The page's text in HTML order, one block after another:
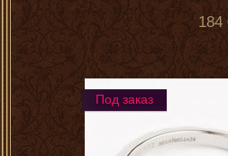
184
Под заказ